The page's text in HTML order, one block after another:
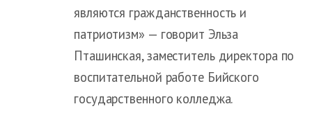
являются гражданственность и
патриотизм» — говорит Эльза
Пташинская, заместитель директора по
воспитательной работе Бийского
государственного колледжа.